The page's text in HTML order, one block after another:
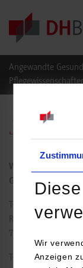
Wir
Anzeigen
Skip to main content
Angewandte
Suche
Julia
Raum: 209
70178
0711/1849-